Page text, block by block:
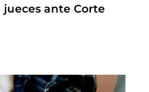
jueces ante Corte